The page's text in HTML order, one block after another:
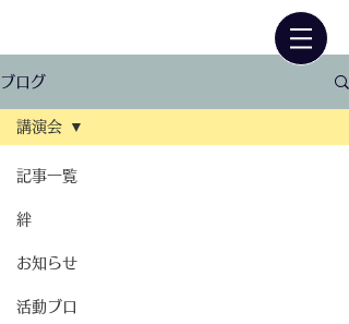
ブログ
記事一覧
絆
お知らせ
活動ブロ
講演会